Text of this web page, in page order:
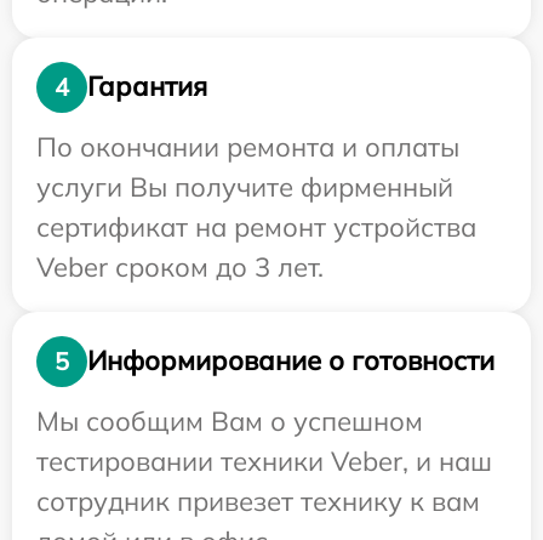
4
Гарантия
По окончании ремонта и оплаты
услуги Вы получите фирменный
сертификат на ремонт устройства
Veber сроком до 3 лет.
5
Информирование о готовности
Мы сообщим Вам о успешном
тестировании техники Veber, и наш
сотрудник привезет технику к вам